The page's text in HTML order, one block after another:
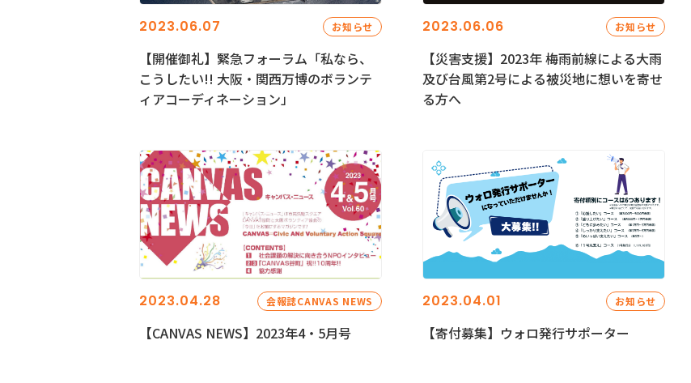
2023.06.07 お知らせ
【開催御礼】緊急フォーラム「私なら、
こうしたい!! 大阪・関西万博のボランテ
ィアコーディネーション」
2023.06.06 お知らせ
【災害支援】2023年 梅雨前線による大雨
及び台風第2号による被災地に想いを寄せ
る方へ
2023.04.28 会報誌CANVAS NEWS
【CANVAS NEWS】2023年4・5月号
2023.04.01 お知らせ
【寄付募集】ウォロ発行サポーター